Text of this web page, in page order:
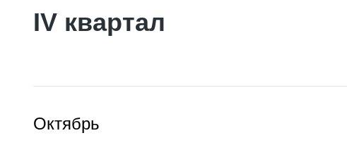
IV квартал
Октябрь